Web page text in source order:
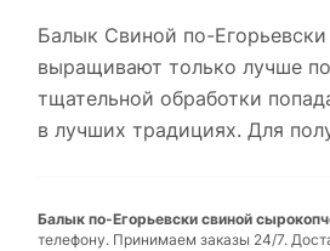
Балык Свиной по-
выращивают только лучше
тщательной обработки
в лучших традициях. Для
Балык по-Егорьевски свиной
телефону. Принимаем заказы 24/7.